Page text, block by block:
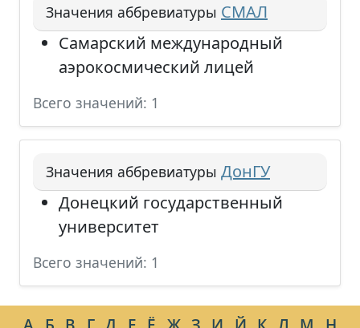
Значения аббревиатуры СМАЛ
Самарский международный
аэрокосмический лицей
Всего значений: 1
Значения аббревиатуры ДонГУ
Донецкий государственный
университет
Всего значений: 1